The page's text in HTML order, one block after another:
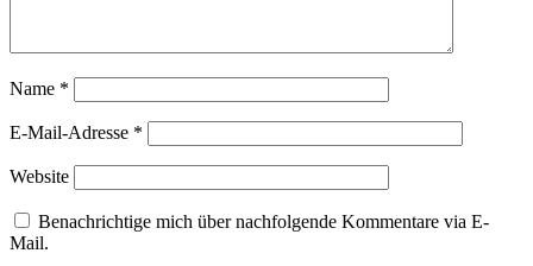
Name *
E-Mail-Adresse *
Website
Benachrichtige mich über nachfolgende Kommentare via E-
Mail.